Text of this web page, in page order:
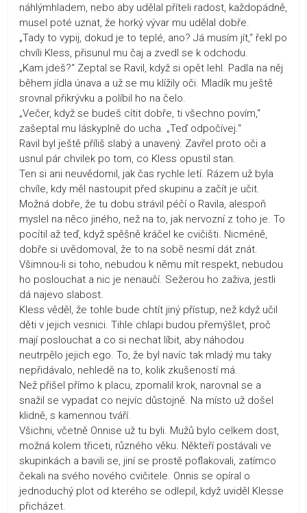
náhlýmhladem, nebo aby udělal příteli radost, každopádně,
musel poté uznat, že horký vývar mu udělal dobře.
„Tady to vypij, dokud je to teplé, ano? Já musím jít,“ řekl po
chvíli Kless, přisunul mu čaj a zvedl se k odchodu.
„Kam jdeš?“ Zeptal se Ravil, když si opět lehl. Padla na něj
během jídla únava a už se mu klížily oči. Mladík mu ještě
srovnal přikrývku a políbil ho na čelo.
„Večer, když se budeš cítit dobře, ti všechno povím,“
zašeptal mu láskyplně do ucha. „Teď odpočívej.“
Ravil byl ještě příliš slabý a unavený. Zavřel proto oči a
usnul pár chvilek po tom, co Kless opustil stan.
Ten si ani neuvědomil, jak čas rychle letí. Rázem už byla
chvíle, kdy měl nastoupit před skupinu a začít je učit.
Možná dobře, že tu dobu strávil péčí o Ravila, alespoň
myslel na něco jiného, než na to, jak nervozní z toho je. To
pocítil až teď, když spěšně kráčel ke cvičišti. Nicméně,
dobře si uvědomoval, že to na sobě nesmí dát znát.
Všimnou-li si toho, nebudou k němu mít respekt, nebudou
ho poslouchat a nic je nenaučí. Sežerou ho zaživa, jestli
dá najevo slabost.
Kless věděl, že tohle bude chtít jiný přístup, než když učil
děti v jejich vesnici. Tihle chlapi budou přemýšlet, proč
mají poslouchat a co si nechat líbit, aby náhodou
neutrpělo jejich ego. To, že byl navíc tak mladý mu taky
nepřidávalo, nehledě na to, kolik zkušeností má.
Než přišel přímo k placu, zpomalil krok, narovnal se a
snažil se vypadat co nejvíc důstojně. Na místo už došel
klidně, s kamennou tváří.
Všichni, včetně Onnise už tu byli. Mužů bylo celkem dost,
možná kolem třiceti, různého věku. Někteří postávali ve
skupinkách a bavili se, jiní se prostě poflakovali, zatímco
čekali na svého nového cvičitele. Onnis se opíral o
jednoduchý plot od kterého se odlepil, když uviděl Klesse
přicházet.